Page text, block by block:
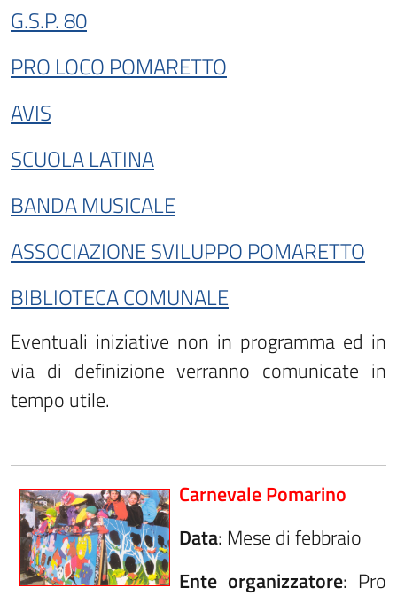
G.S.P. 80
PRO LOCO POMARETTO
AVIS
SCUOLA LATINA
BANDA MUSICALE
ASSOCIAZIONE SVILUPPO POMARETTO
BIBLIOTECA COMUNALE
Eventuali iniziative non in programma ed in
via di definizione verranno comunicate in
tempo utile.
Carnevale Pomarino
Data: Mese di febbraio
Ente organizzatore: Pro